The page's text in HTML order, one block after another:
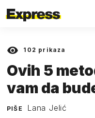
102 prikaza
Ovih 5
vam da
PIŠE Lana Jelić